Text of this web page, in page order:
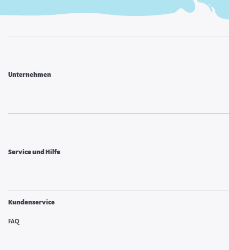
Unternehmen
Service und Hilfe
Kundenservice
FAQ